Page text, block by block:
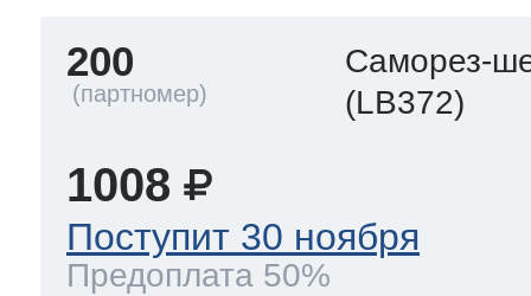
200
Саморез-
(LB372)
1008
Поступит 30 ноября
Предоплата 50%